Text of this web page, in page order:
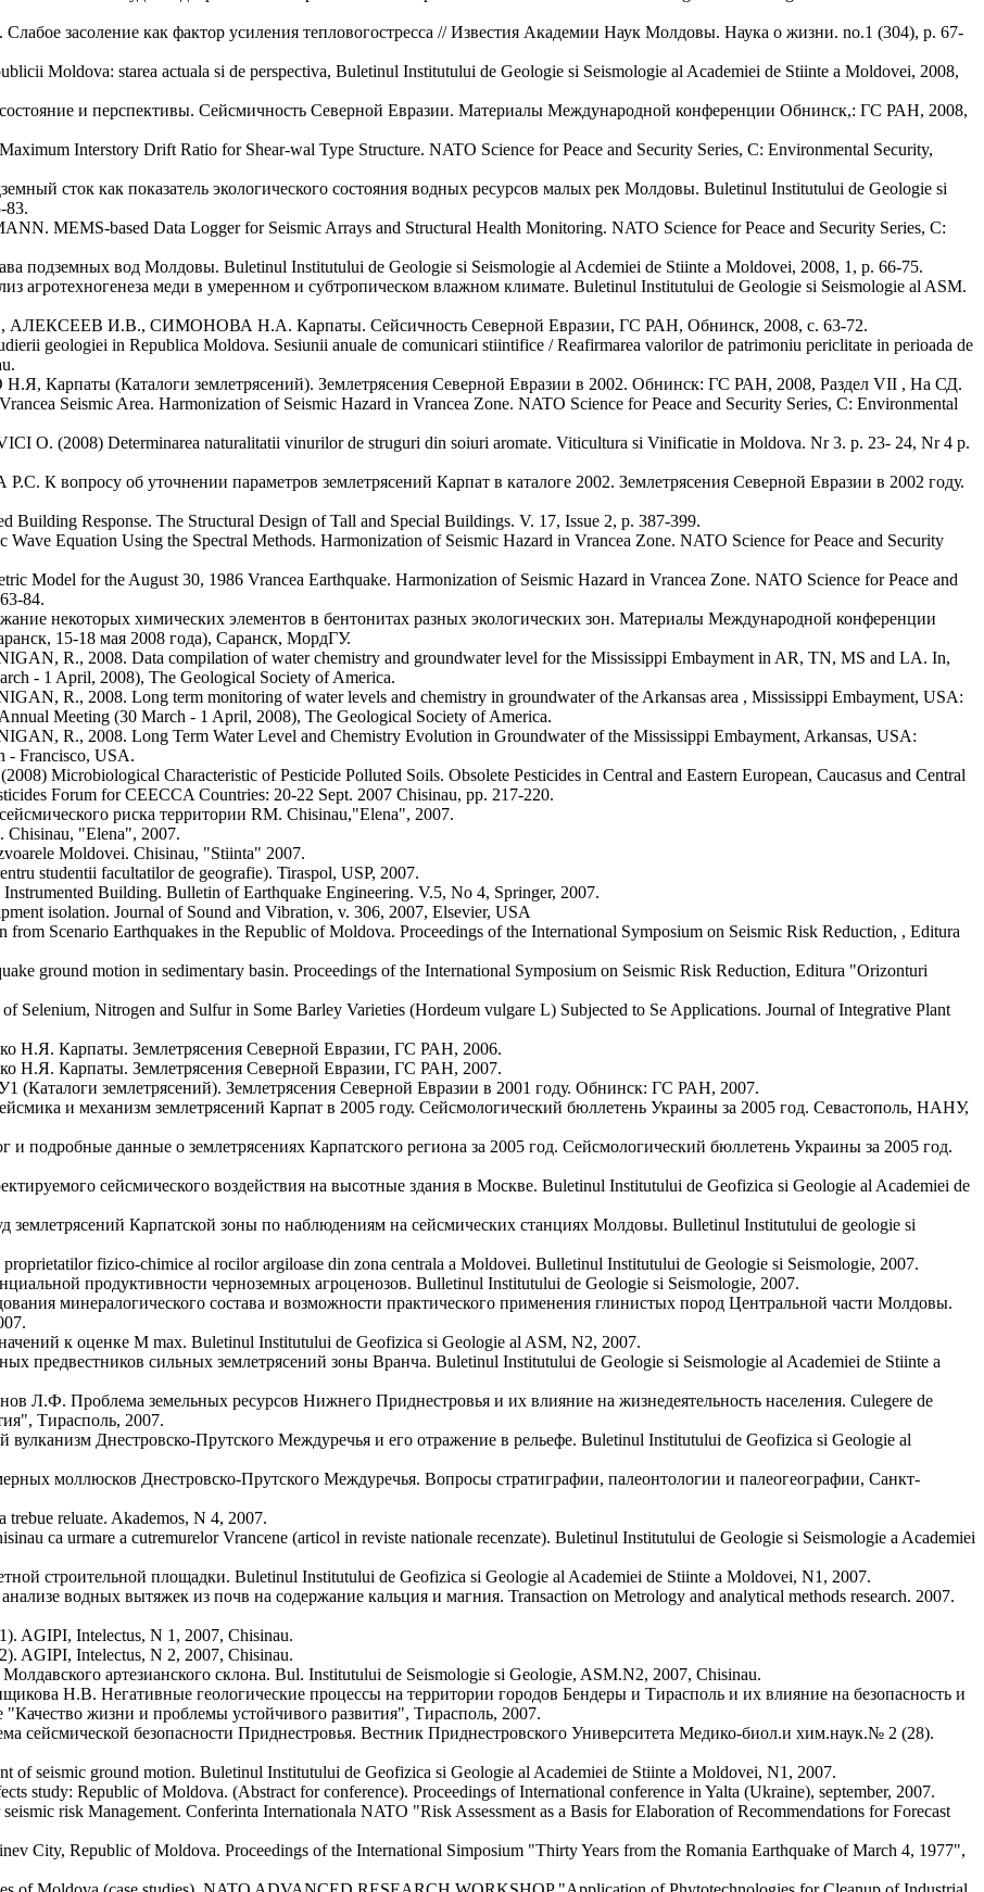
как фактор усиления тепловогостресса // Известия Академии Наук Молдовы. Наука о жизни. no.1 (304), p. 67-
Moldova: starea actuala si de perspectiva, Buletinul Institutului de Geologie si Seismologie al Academiei de Stiinte a Moldovei, 2008,
и перспективы. Сейсмичность Северной Евразии. Материалы Mеждународной конференции Обнинск,: ГС РАН, 2008,
Interstory Drift Ratio for Shear-wal Type Structure. NATO Science for Peace and Security Series, C: Environmental Security,
как показатель экологического состояния водных ресурсов малых рек Молдовы. Buletinul Institutului de Geologie si
83.
MEMS-based Data Logger for Seismic Arrays and Structural Health Monitoring. NATO Science for Peace and Security Series, C:
подземных вод Молдовы. Buletinul Institutului de Geologie si Seismologie al Acdemiei de Stiinte a Moldovei, 2008, 1, p. 66-75.
меди в умеренном и субтропическом влажном климате. Buletinul Institutului de Geologie si Seismologie al ASM.
И.В., СИМОНОВА Н.А. Карпаты. Сейсичность Северной Евразии, ГС РАН, Обнинск, 2008, с. 63-72.
geologiei in Republica Moldova. Sesiunii anuale de comunicari stiintifice / Reafirmarea valorilor de patrimoniu periclitate in perioada de
(Каталоги землетрясений). Землетрясения Северной Евразии в 2002. Обнинск: ГС РАН, 2008, Раздел VII , На СД.
Seismic Area. Harmonization of Seismic Hazard in Vrancea Zone. NATO Science for Peace and Security Series, C: Environmental
(2008) Determinarea naturalitatii vinurilor de struguri din soiuri aromate. Viticultura si Vinificatie in Moldova. Nr 3. p. 23- 24, Nr 4 p.
об уточнении параметров землетрясений Карпат в каталоге 2002. Землетрясения Северной Евразии в 2002 году.
Response. The Structural Design of Tall and Special Buildings. V. 17, Issue 2, p. 387-399.
Equation Using the Spectral Methods. Harmonization of Seismic Hazard in Vrancea Zone. NATO Science for Peace and Security
for the August 30, 1986 Vrancea Earthquake. Harmonization of Seismic Hazard in Vrancea Zone. NATO Science for Peace and
84.
химических элементов в бентонитах разных экологических зон. Материалы Международной конференции
15-18 мая 2008 года), Саранск, МордГУ.
R., 2008. Data compilation of water chemistry and groundwater level for the Mississippi Embayment in AR, TN, MS and LA. In,
- 1 April, 2008), The Geological Society of America.
R., 2008. Long term monitoring of water levels and chemistry in groundwater of the Arkansas area , Mississippi Embayment, USA:
Meeting (30 March - 1 April, 2008), The Geological Society of America.
R., 2008. Long Term Water Level and Chemistry Evolution in Groundwater of the Mississippi Embayment, Arkansas, USA:
- Francisco, USA.
Microbiological Characteristic of Pesticide Polluted Soils. Obsolete Pesticides in Central and Eastern European, Caucasus and Central
Forum for CEECCA Countries: 20-22 Sept. 2007 Chisinau, pp. 217-220.
риска территории RM. Chisinau,"Elena", 2007.
"Elena", 2007.
Moldovei. Chisinau, "Stiinta" 2007.
studentii facultatilor de geografie). Tiraspol, USP, 2007.
Building. Bulletin of Earthquake Engineering. V.5, No 4, Springer, 2007.
isolation. Journal of Sound and Vibration, v. 306, 2007, Elsevier, USA
Scenario Earthquakes in the Republic of Moldova. Proceedings of the International Symposium on Seismic Risk Reduction, , Editura
ground motion in sedimentary basin. Proceedings of the International Symposium on Seismic Risk Reduction, Editura "Orizonturi
Selenium, Nitrogen and Sulfur in Some Barley Varieties (Hordeum vulgare L) Subjected to Se Applications. Journal of Integrative Plant
Карпаты. Землетрясения Северной Евразии, ГС РАН, 2006.
Карпаты. Землетрясения Северной Евразии, ГС РАН, 2007.
землетрясений). Землетрясения Северной Евразии в 2001 году. Обнинск: ГС РАН, 2007.
и механизм землетрясений Карпат в 2005 году. Сейсмологический бюллетень Украины за 2005 год. Севастополь, НАНУ,
данные о землетрясениях Карпатского региона за 2005 год. Сейсмологический бюллетень Украины за 2005 год.
сейсмического воздействия на высотные здания в Москве. Buletinul Institutului de Geofizica si Geologie al Academiei de
Карпатской зоны по наблюдениям на сейсмических станциях Молдовы. Bulletinul Institutului de geologie si
fizico-chimice al rocilor argiloase din zona centrala a Moldovei. Bulletinul Institutului de Geologie si Seismologie, 2007.
продуктивности черноземных агроценозов. Bulletinul Institutului de Geologie si Seismologie, 2007.
минералогического состава и возможности практического применения глинистых пород Центральной части Молдовы.
к оценке M max. Buletinul Institutului de Geofizica si Geologie al ASM, N2, 2007.
предвестников сильных землетрясений зоны Вранча. Buletinul Institutului de Geologie si Seismologie al Academiei de Stiinte a
Проблема земельных ресурсов Нижнего Приднестровья и их влияние на жизнедеятельность населения. Culegere de
Тирасполь, 2007.
Днестровско-Прутского Междуречья и его отражение в рельефе. Buletinul Institutului de Geofizica si Geologie al
моллюсков Днестровско-Прутского Междуречья. Вопросы стратиграфии, палеонтологии и палеогеографии, Санкт-
trebue reluate. Akademos, N 4, 2007.
ca urmare a cutremurelor Vrancene (articol in reviste nationale recenzate). Buletinul Institutului de Geologie si Seismologie a Academiei
строительной площадки. Buletinul Institutului de Geofizica si Geologie al Academiei de Stiinte a Moldovei, N1, 2007.
водных вытяжек из почв на содержание кальция и магния. Transaction on Metrology and analytical methods research. 2007.
AGIPI, Intelectus, N 1, 2007, Chisinau.
AGIPI, Intelectus, N 2, 2007, Chisinau.
артезианского склона. Bul. Institutului de Seismologie si Geologie, ASM.N2, 2007, Chisinau.
Н.В. Негативные геологические процессы на территории городов Бендеры и Тирасполь и их влияние на безопасность и
жизни и проблемы устойчивого развития", Тирасполь, 2007.
безопасности Приднестровья. Вестник Приднестровского Университета Медико-биол.и хим.наук.№ 2 (28).
of seismic ground motion. Buletinul Institutului de Geofizica si Geologie al Academiei de Stiinte a Moldovei, N1, 2007.
study: Republic of Moldova. (Abstract for conference). Proceedings of International conference in Yalta (Ukraine), september, 2007.
risk Management. Conferinta Internationala NATO "Risk Assessment as a Basis for Elaboration of Recommendations for Forecast
City, Republic of Moldova. Proceedings of the International Simposium "Thirty Years from the Romania Earthquake of March 4, 1977",